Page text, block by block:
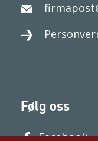
Følg oss
Facebook